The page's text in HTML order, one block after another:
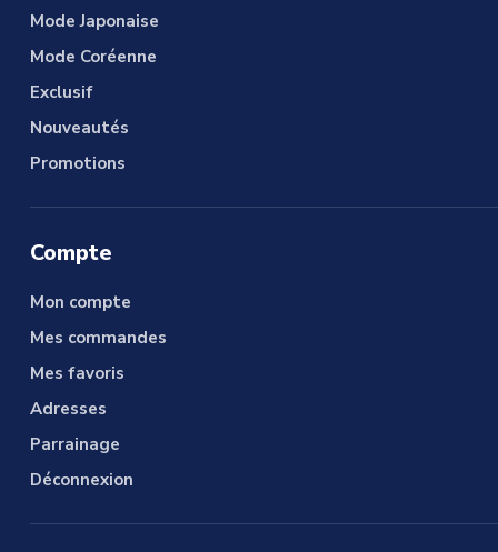
Mode Japonaise
Mode Coréenne
Exclusif
Nouveautés
Promotions
Compte
Mon compte
Mes commandes
Mes favoris
Adresses
Parrainage
Déconnexion